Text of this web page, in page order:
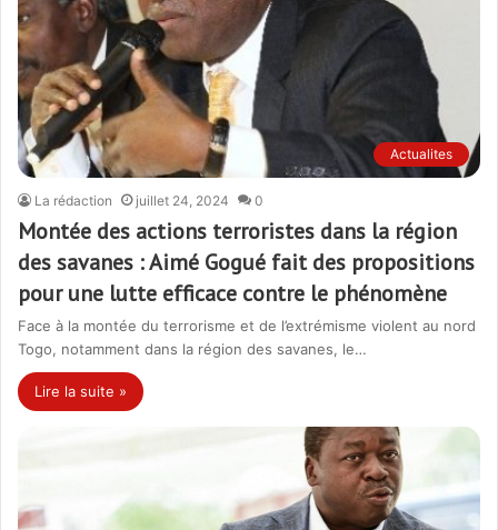
Actualites
La rédaction juillet 24, 2024 0
Montée des actions terroristes dans la région
des savanes : Aimé Gogué fait des propositions
pour une lutte efficace contre le phénomène
Face à la montée du terrorisme et de l’extrémisme violent au nord
Togo, notamment dans la région des savanes, le…
Lire la suite »